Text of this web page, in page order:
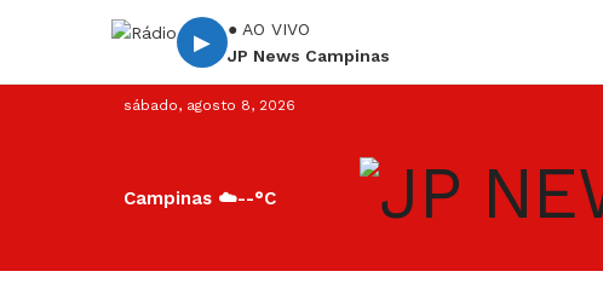
▶
● AO VIVO
JP News Campinas
sábado, agosto 8, 2026
Campinas ☁️--°C